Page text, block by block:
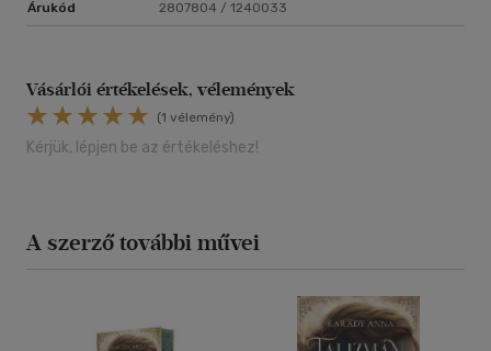
Árukód 2807804 / 1240033
Vásárlói értékelések, vélemények
(1 vélemény)
Kérjük, lépjen be az értékeléshez!
A szerző további művei